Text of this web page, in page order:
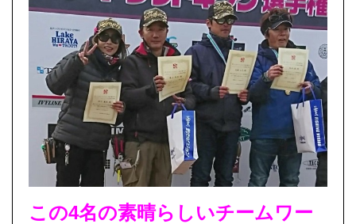
この4名の素晴らしいチームワー